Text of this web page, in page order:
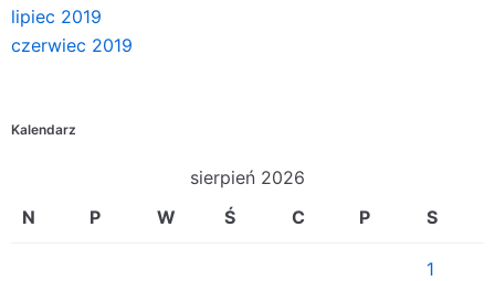
lipiec 2019
czerwiec 2019
Kalendarz
sierpień 2026
N
P W Ś C P S
1